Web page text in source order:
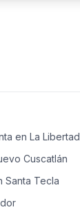
en La Libertad
Cuscatlán
Santa Tecla